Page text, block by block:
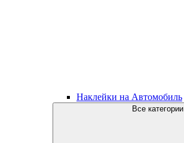
Наклейки на Автомобиль
Все категории